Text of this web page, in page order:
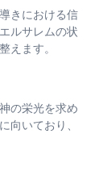
きにおける信
ルサレムの状
えます。
の栄光を求め
向いており、